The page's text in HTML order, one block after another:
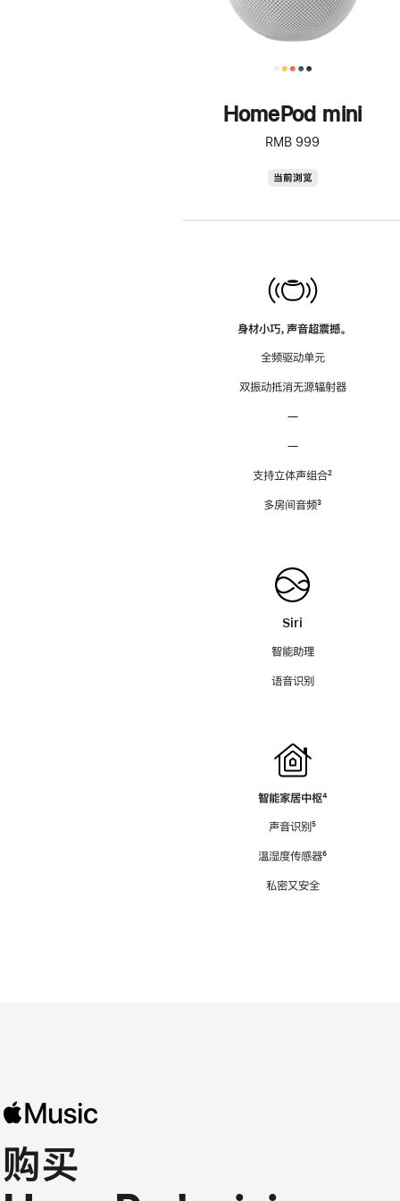
HomePod mini
RMB 999
当前浏览
身材小巧，声音超震撼。
全频驱动单元
双振动抵消无源辐射器
—
—
支持立体声组合脚
²
多房间音频脚
³
Siri
智能助理
语音识别
智能家居中枢脚
⁴
声音识别脚
⁵
温湿度传感器脚
⁶
私密又安全
购买